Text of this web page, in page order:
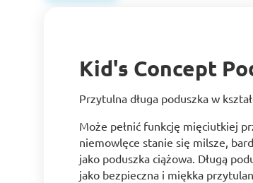
Kid's Concept
Przytulna długa poduszka w
Może pełnić funkcję mięciutkiej
niemowlęce stanie się milsze,
jako poduszka ciążowa. Długą
jako bezpieczna i miękka